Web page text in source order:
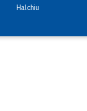
Halchiu